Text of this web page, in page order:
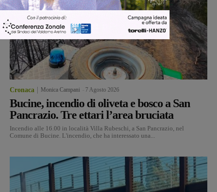
Cronaca Monica Campani 7 Agosto 2026
Bucine, incendio di oliveta e bosco a San
Pancrazio. Tre ettari l’area bruciata
Incendio alle 16.00 in località Villa Rubeschi, a San Pancrazio, nel
Comune di Bucine. L'incendio, che ha interessato una...